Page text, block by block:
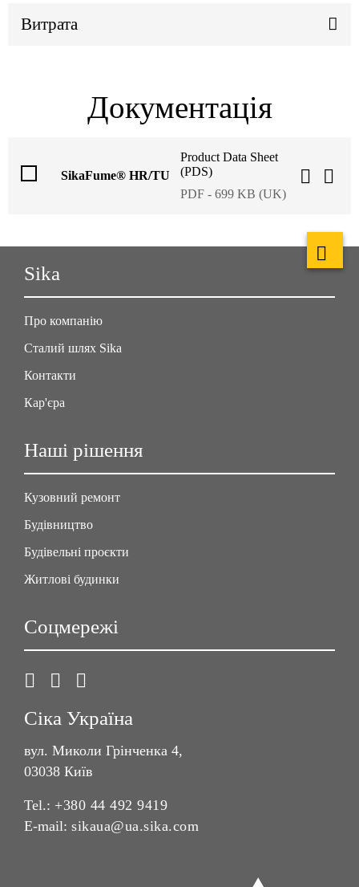
Витрата
Документація
SikaFume® HR/TU
Product Data Sheet
(PDS)
PDF - 699 KB (UK)
Sika
Про компанію
Сталий шлях Sika
Контакти
Кар'єра
Наші рішення
Кузовний ремонт
Будівництво
Будівельні проєкти
Житлові будинки
Соцмережі
Сіка Україна
вул. Миколи Грінченка 4,
03038 Київ
Tel.: +380 44 492 9419
E-mail: sikaua@ua.sika.com